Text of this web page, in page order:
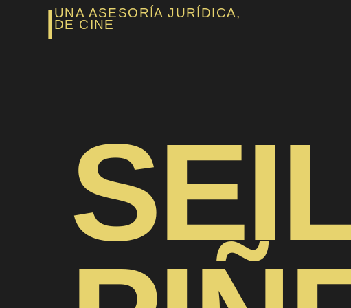
|UNA ASESORÍA JURÍDICA,
DE CINE​